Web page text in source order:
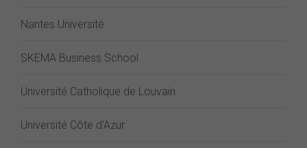
Nantes Université
SKEMA Business School
Université Catholique de Louvain
Université Côte d'Azur